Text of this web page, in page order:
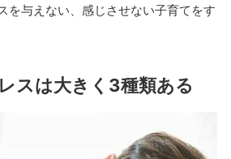
を与えない、感じさせない子育てをす
スは大きく3種類ある